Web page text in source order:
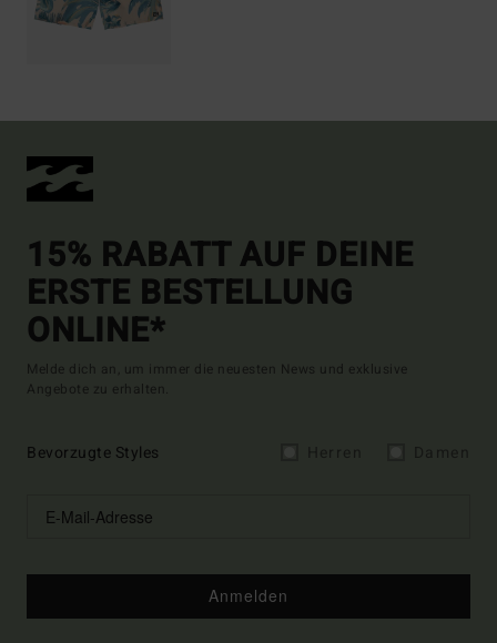
15% RABATT AUF DEINE
ERSTE BESTELLUNG
ONLINE*
Melde dich an, um immer die neuesten News und exklusive
Angebote zu erhalten.
Bevorzugte Styles
Anmelden